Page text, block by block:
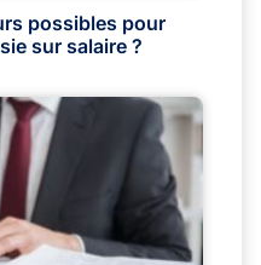
possibles pour
sur salaire ?